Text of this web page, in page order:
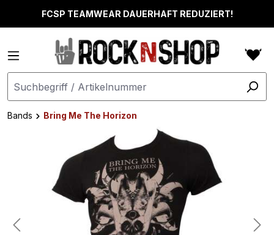
springenFCSP TEAMWEAR DAUERHAFT REDUZIERT!
Bands
Bring Me The Horizon